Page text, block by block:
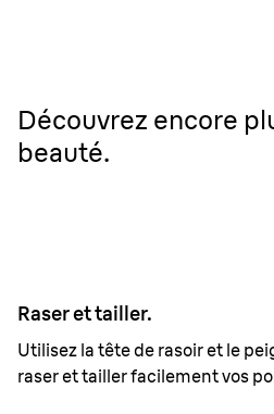
Découvrez encore
beauté.
Raser et tailler.
Utilisez la tête de rasoir et le
raser et tailler facilement vos